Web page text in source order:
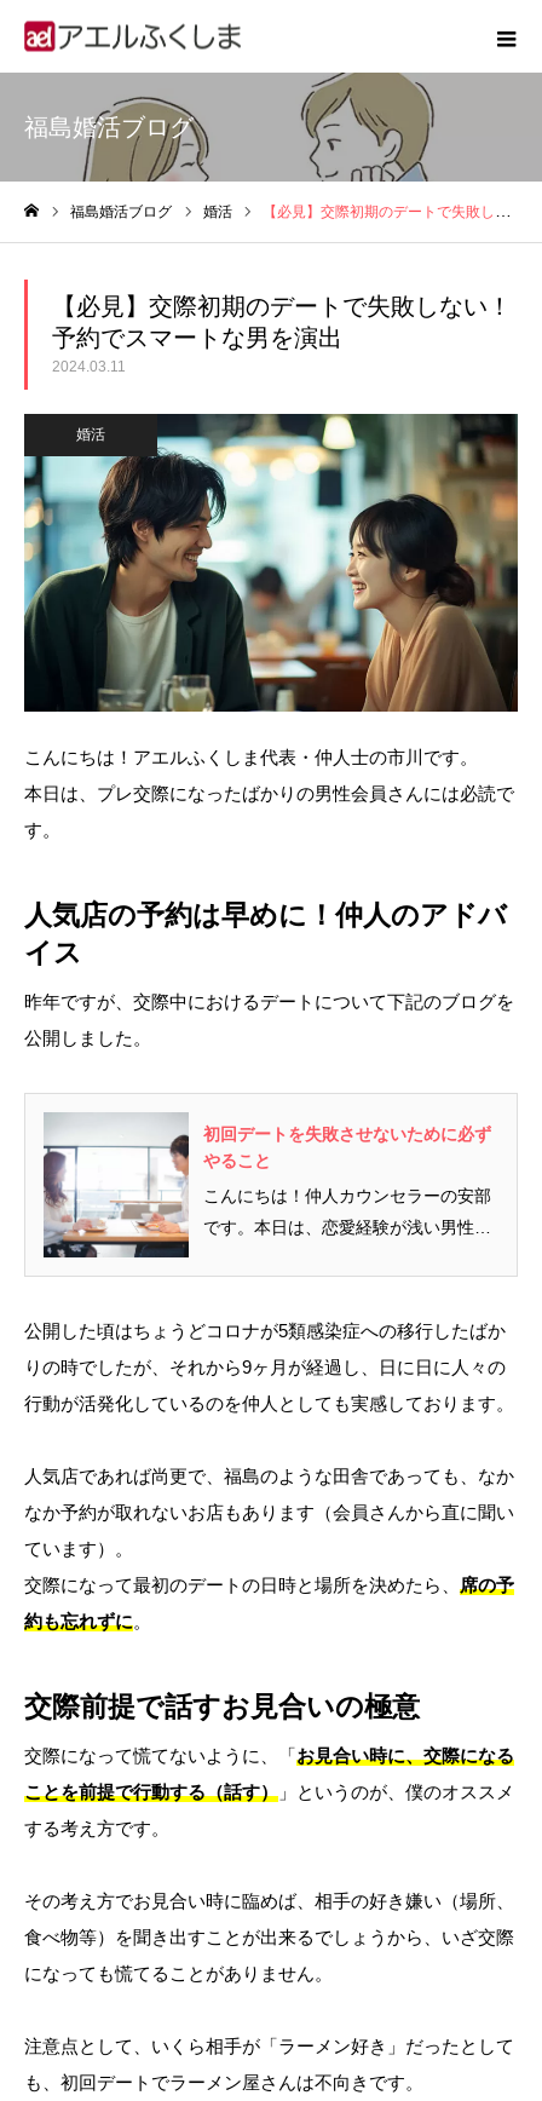
福島婚活ブログ
福島婚活ブログ 婚活 【必見】交際初期のデートで失敗しない！予約でスマートな男を演出
【必見】交際初期のデートで失敗しない！
予約でスマートな男を演出
2024.03.11
婚活
こんにちは！アエルふくしま代表・仲人士の市川です。
本日は、プレ交際になったばかりの男性会員さんには必読で
す。
人気店の予約は早めに！仲人のアドバ
イス
昨年ですが、交際中におけるデートについて下記のブログを
公開しました。
初回デートを失敗させないために必ず
やること
こんにちは！仲人カウンセラーの安部
です。本日は、恋愛経験が浅い男性向
公開した頃はちょうどコロナが5類感染症への移行したばか
りの時でしたが、それから9ヶ月が経過し、日に日に人々の
行動が活発化しているのを仲人としても実感しております。
人気店であれば尚更で、福島のような田舎であっても、なか
なか予約が取れないお店もあります（会員さんから直に聞い
ています）。
交際になって最初のデートの日時と場所を決めたら、 席の予
約も忘れずに。
交際前提で話すお見合いの極意
交際になって慌てないように、「お見合い時に、交際になる
ことを前提で行動する（話す） 」というのが、僕のオススメ
する考え方です。
その考え方でお見合い時に臨めば、相手の好き嫌い（場所、
食べ物等）を聞き出すことが出来るでしょうから、いざ交際
になっても慌てることがありません。
注意点として、いくら相手が「ラーメン好き」だったとして
も、初回デートでラーメン屋さんは不向きです。